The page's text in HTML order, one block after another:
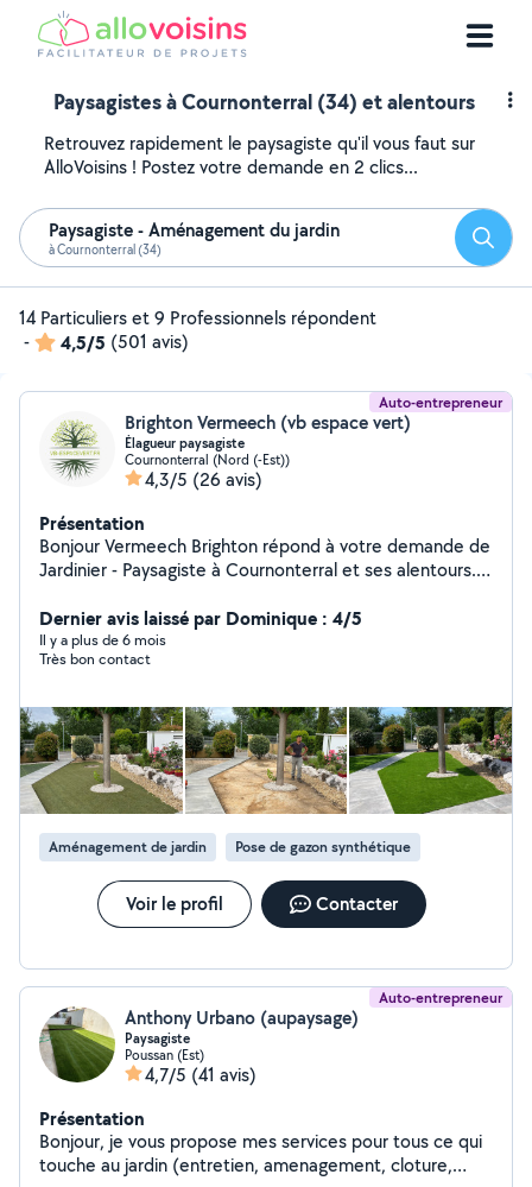
Paysagistes à Cournonterral (34) et alentours
Retrouvez rapidement le paysagiste qu'il vous faut sur
AlloVoisins ! Postez votre demande en 2 clics...
Paysagiste - Aménagement du jardin
à Cournonterral (34)
14 Particuliers et 9 Professionnels répondent
-
4,5/5 (501 avis)
Auto-entrepreneur
Brighton Vermeech (vb espace vert)
Élagueur paysagiste
Cournonterral (Nord (-Est))
4,3/5 (26 avis)
Présentation
Bonjour Vermeech Brighton répond à votre demande de
Jardinier - Paysagiste à Cournonterral et ses alentours. A
de débroussaillage, élagage, abattage,étêtage, taille de
haie, entretien de jardin, création de jardin, pose de
gazon, synthétique etc n'hésitez pas à me contacter,
déplacement et gratuit.
Dernier avis laissé par Dominique : 4/5
Il y a plus de 6 mois
Très bon contact
Aménagement de jardin Pose de gazon synthétique
Voir le profil Contacter
Auto-entrepreneur
Anthony Urbano (aupaysage)
Paysagiste
Poussan (Est)
4,7/5 (41 avis)
Présentation
Bonjour, je vous propose mes services pour tous ce qui
touche au jardin (entretien, amenagement, cloture,